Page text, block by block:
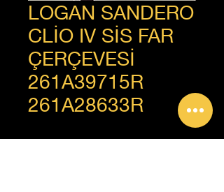
LOGAN SANDERO
CLİO IV SİS FAR
ÇERÇEVESİ
261A39715R
261A28633R